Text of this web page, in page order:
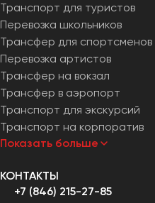
Транспорт для туристов
Перевозка школьников
Трансфер для спортсменов
Перевозка артистов
Трансфер на вокзал
Трансфер в аэропорт
Транспорт для экскурсий
Транспорт на корпоратив
Показать больше
КОНТАКТЫ
+7 (846) 215-27-85